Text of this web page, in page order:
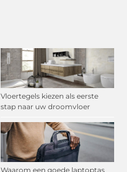
Vloertegels kiezen als eerste
stap naar uw droomvloer
Waarom een goede laptoptas